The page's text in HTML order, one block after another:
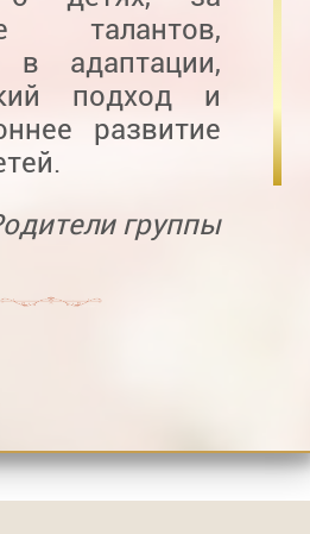
талантов,
адаптации,
подход и
развитие
группы